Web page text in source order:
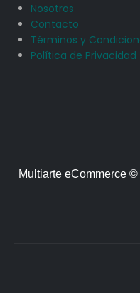
Nosotros
Contacto
Términos y
Política de Privacidad
Multiarte eCommerce ©